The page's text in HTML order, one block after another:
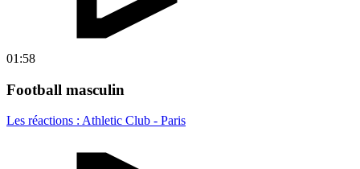
01:58
Football masculin
Les réactions : Athletic Club - Paris